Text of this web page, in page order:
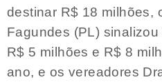
destinar R$ 18 milhões,
Fagundes (PL)
R$ 5 milhões e R$ 8
ano, e os vereadores